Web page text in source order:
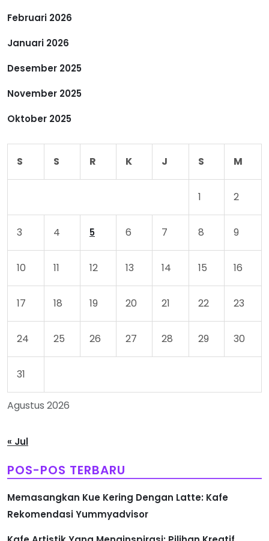
Februari 2026
Januari 2026
Desember 2025
November 2025
Oktober 2025
Agustus 2026
S S R K J S M
1 2
3 4 5 6 7 8 9
10 11 12 13 14 15 16
17 18 19 20 21 22 23
24 25 26 27 28 29 30
31
« Jul
POS-POS TERBARU
Memasangkan Kue Kering Dengan Latte: Kafe
Rekomendasi Yummyadvisor